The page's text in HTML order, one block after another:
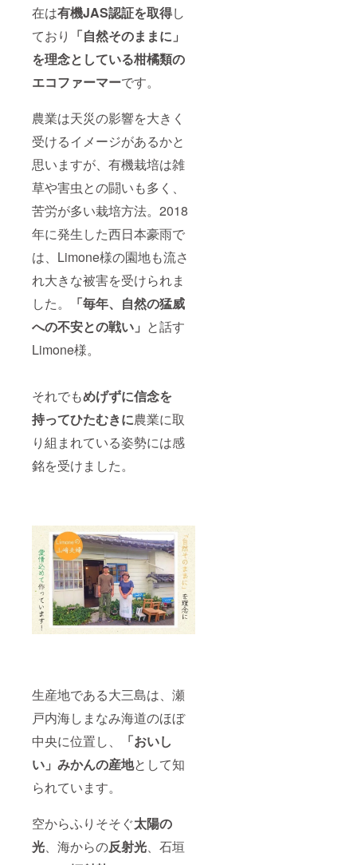
在は有機JAS認証を取得し
ており 「自然そのままに」
を理念としている柑橘類の
エコファーマーです。
農業は天災の影響を大きく
受けるイメージがあるかと
思いますが、有機栽培は雑
草や害虫との闘いも多く、
苦労が多い栽培方法。2018
年に発生した西日本豪雨で
は、Limone様の園地も流さ
れ大きな被害を受けられま
した。
「毎年、自然の猛威
への不安との戦い」 と話す
Limone様。
それでもめげずに信念を
持ってひたむきに農業に取
り組まれている姿勢には感
銘を受けました。
生産地である大三島は、瀬
戸内海しまなみ海道のほぼ
中央に位置し、
「おいし
い」みかんの産地として知
られています。
空からふりそそぐ太陽の
光、海からの反射光、石垣